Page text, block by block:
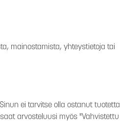
mainostamista, yhteystietoja tai
ei tarvitse olla ostanut tuotetta
arvosteluusi myös "Vahvistettu